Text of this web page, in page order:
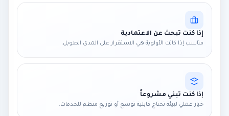
إذا كنت تبحث عن الاعتمادية
مناسب إذا كانت الأولوية هي الاستقرار على المدى الطويل.
إذا كنت تبني مشروعاً
خيار عملي لبيئة تحتاج قابلية توسع أو توزيع منظم للخدمات.